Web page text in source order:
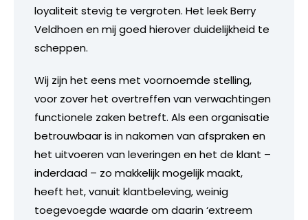
loyaliteit stevig te vergroten. Het leek Berry
Veldhoen en mij goed hierover duidelijkheid te
scheppen.
Wij zijn het eens met voornoemde stelling,
voor zover het overtreffen van verwachtingen
functionele zaken betreft. Als een organisatie
betrouwbaar is in nakomen van afspraken en
het uitvoeren van leveringen en het de klant –
inderdaad – zo makkelijk mogelijk maakt,
heeft het, vanuit klantbeleving, weinig
toegevoegde waarde om daarin ‘extreem